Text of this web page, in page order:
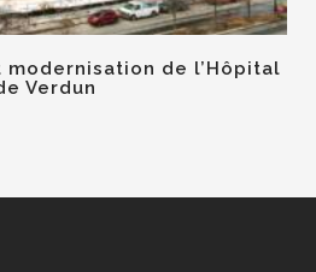
de l’Hôpital
Verdun